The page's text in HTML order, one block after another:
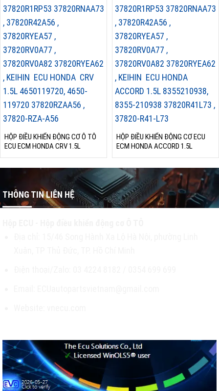
HỘP ĐIỀU KHIỂN ĐỘNG CƠ Ô TÔ
ECU ECM HONDA CRV 1.5L
HỘP ĐIỀU KHIỂN ĐỘNG CƠ ECU
ECM HONDA ACCORD 1.5L
THÔNG TIN LIÊN HỆ